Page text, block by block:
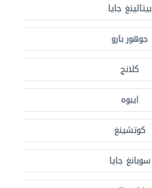
بيتالينغ جايا
جوهور بارو
كلانج
ايبوه
كوتشينغ
سوبانغ جايا